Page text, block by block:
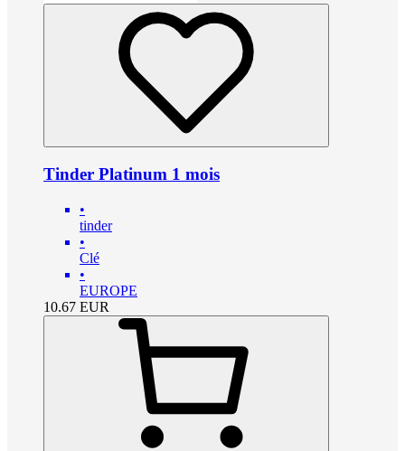
Tinder Platinum 1 mois
•
tinder
•
Clé
•
EUROPE
10.67 EUR